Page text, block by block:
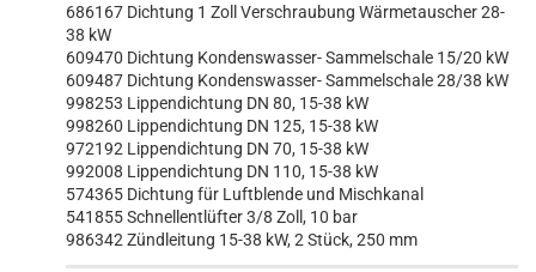
686167 Dichtung 1 Zoll Verschraubung Wärmetauscher 28-
38 kW
609470 Dichtung Kondenswasser- Sammelschale 15/20 kW
609487 Dichtung Kondenswasser- Sammelschale 28/38 kW
998253 Lippendichtung DN 80, 15-38 kW
998260 Lippendichtung DN 125, 15-38 kW
972192 Lippendichtung DN 70, 15-38 kW
992008 Lippendichtung DN 110, 15-38 kW
574365 Dichtung für Luftblende und Mischkanal
541855 Schnellentlüfter 3/8 Zoll, 10 bar
986342 Zündleitung 15-38 kW, 2 Stück, 250 mm